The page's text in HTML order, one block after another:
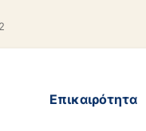
Επικαιρότητα